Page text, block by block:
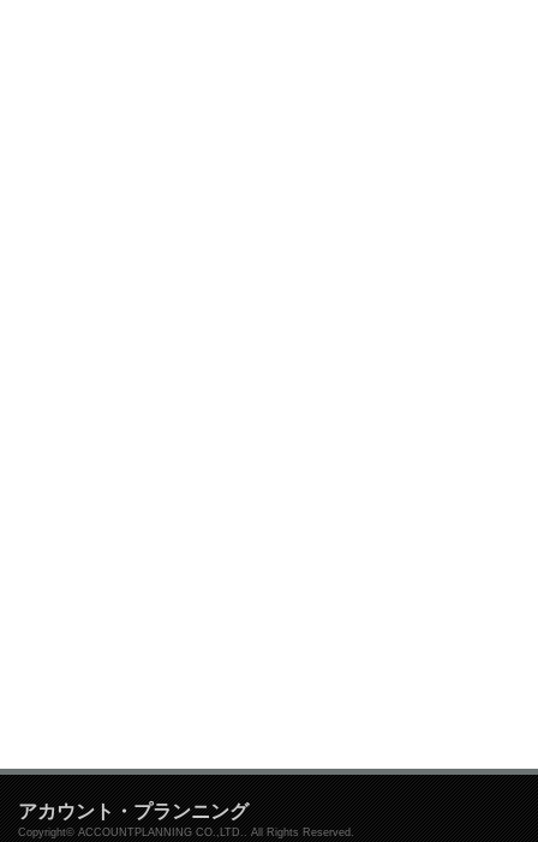
アカウント・プランニング
Copyright© ACCOUNTPLANNING CO.,LTD.. All Rights Reserved.